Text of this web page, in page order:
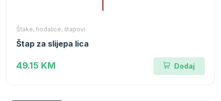
Štake, hodalice, štapovi
Štap za slijepa lica
49.15 KM Dodaj